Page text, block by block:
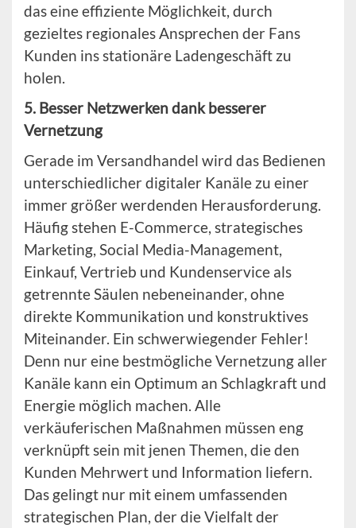
das eine effiziente Möglichkeit, durch
gezieltes regionales Ansprechen der Fans
Kunden ins stationäre Ladengeschäft zu
holen.
5. Besser Netzwerken dank besserer
Vernetzung
Gerade im Versandhandel wird das Bedienen
unterschiedlicher digitaler Kanäle zu einer
immer größer werdenden Herausforderung.
Häufig stehen E-Commerce, strategisches
Marketing, Social Media-Management,
Einkauf, Vertrieb und Kundenservice als
getrennte Säulen nebeneinander, ohne
direkte Kommunikation und konstruktives
Miteinander. Ein schwerwiegender Fehler!
Denn nur eine bestmögliche Vernetzung aller
Kanäle kann ein Optimum an Schlagkraft und
Energie möglich machen. Alle
verkäuferischen Maßnahmen müssen eng
verknüpft sein mit jenen Themen, die den
Kunden Mehrwert und Information liefern.
Das gelingt nur mit einem umfassenden
strategischen Plan, der die Vielfalt der